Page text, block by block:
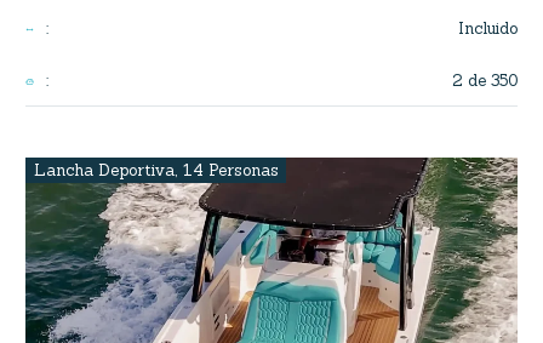
: Incluido
: 2 de 350
Lancha Deportiva, 14 Personas